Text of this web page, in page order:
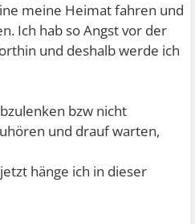
meine Heimat fahren und
Ich hab so Angst vor der
und deshalb werde ich
bzw nicht
und drauf warten,
hänge ich in dieser